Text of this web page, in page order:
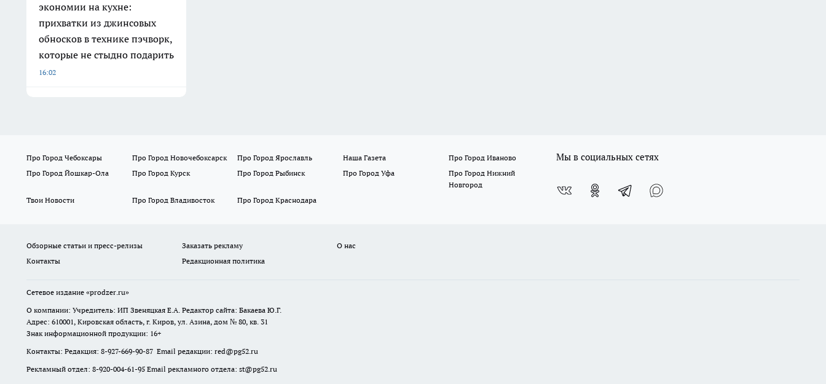
экономии на кухне:
прихватки из джинсовых
обносков в технике пэчворк,
которые не стыдно подарить
16:02
Про Город Чебоксары Про Город Новочебоксарск Про Город Ярославль Наша Газета
Про Город Иваново
Про Город Йошкар-Ола
Про Город Курск Про Город Рыбинск Про Город Уфа
Про Город Нижний
Новгород
Твои Новости
Про Город Владивосток Про Город Краснодара
Мы в социальных сетях
Обзорные статьи и пресс-релизы Заказать рекламу
О нас
Контакты
Редакционная политика
Сетевое издание «prodzer.ru»
О компании: Учредитель: ИП Звеняцкая Е.А. Редактор сайта: Бакаева Ю.Г.
Адрес: 610001, Кировская область, г. Киров, ул. Азина, дом № 80, кв. 31
Знак информационной продукции: 16+
Контакты: Редакция: 8-927-669-90-87 Email редакции: red@pg52.ru
Рекламный отдел: 8-920-004-61-95 Email рекламного отдела: st@pg52.ru